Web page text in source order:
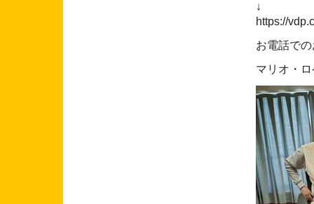
↓
https://
お電話で
マリオ・